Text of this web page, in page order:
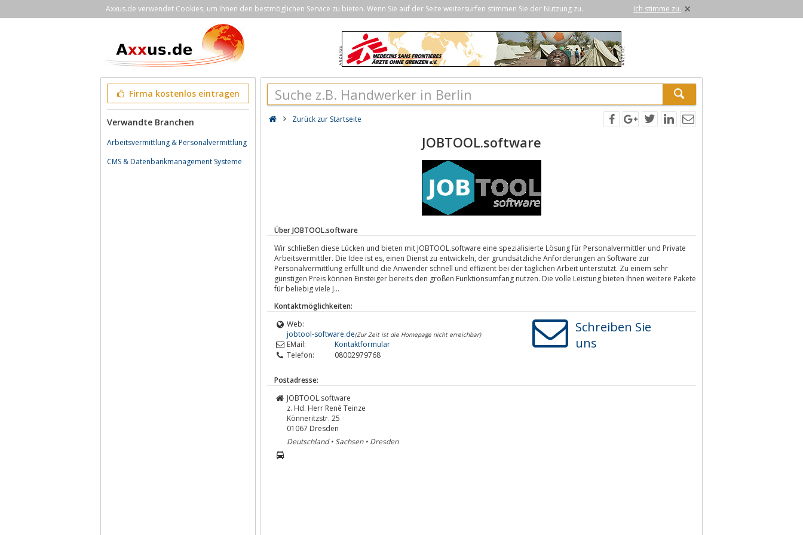
Axxus.de verwendet Cookies, um Ihnen den bestmöglichen Service zu bieten. Wenn Sie auf der Seite weitersurfen stimmen Sie der Nutzung zu. Ich stimme zu. ×
Firma kostenlos eintragen
Verwandte Branchen
Arbeitsvermittlung & Personalvermittlung
CMS & Datenbankmanagement Systeme
Zurück zur Startseite
JOBTOOL.software
Über JOBTOOL.software
Wir schließen diese Lücken und bieten mit JOBTOOL.software eine spezialisierte Lösung für Personalvermittler und Private
Arbeitsvermittler. Die Idee ist es, einen Dienst zu entwickeln, der grundsätzliche Anforderungen an Software zur
Personalvermittlung erfüllt und die Anwender schnell und effizient bei der täglichen Arbeit unterstützt. Zu einem sehr
günstigen Preis können Einsteiger bereits den großen Funktionsumfang nutzen. Die volle Leistung bieten Ihnen weitere Pakete
für beliebig viele J...
Kontaktmöglichkeiten:
Web:
jobtool-software.de(Zur Zeit ist die Homepage nicht erreichbar)
EMail:
Kontaktformular
Telefon:
08002979768
Schreiben Sie
uns
Postadresse:
JOBTOOL.software
z. Hd. Herr René Teinze
Könneritzstr. 25
01067 Dresden
Deutschland • Sachsen • Dresden